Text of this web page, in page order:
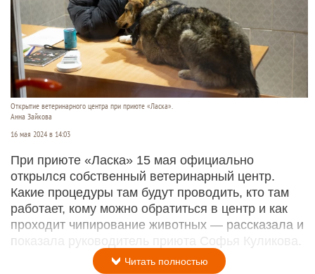
Открытие ветеринарного центра при приюте «Ласка».
Анна Зайкова
16 мая 2024 в 14:03
При приюте «Ласка» 15 мая официально
открылся собственный ветеринарный центр.
Какие процедуры там будут проводить, кто там
работает, кому можно обратиться в центр и как
проходит чипирование животных — рассказала и
показала руководитель приюта Софья Куликова.
Читать полностью